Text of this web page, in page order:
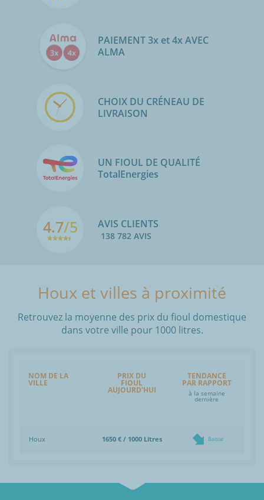
PAIEMENT 3x et 4x AVEC
ALMA
CHOIX DU CRÉNEAU DE
LIVRAISON
UN FIOUL DE QUALITÉ
TotalEnergies
4.7/5 AVIS CLIENTS
138 782 AVIS
Houx et villes à proximité
Retrouvez la moyenne des prix du fioul domestique
dans votre ville pour 1000 litres.
NOM DE LA
VILLE
PRIX DU
FIOUL
AUJOURD'HUI
TENDANCE
PAR RAPPORT
à la semaine
dernière
Houx 1650 € / 1000 Litres Baisse